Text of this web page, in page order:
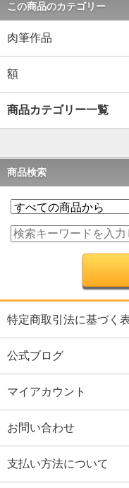
この商品のカテゴリー
肉筆作品
額
商品カテゴリー一覧
商品検索
特定商取引法に基づく
公式ブログ
マイアカウント
お問い合わせ
支払い方法について